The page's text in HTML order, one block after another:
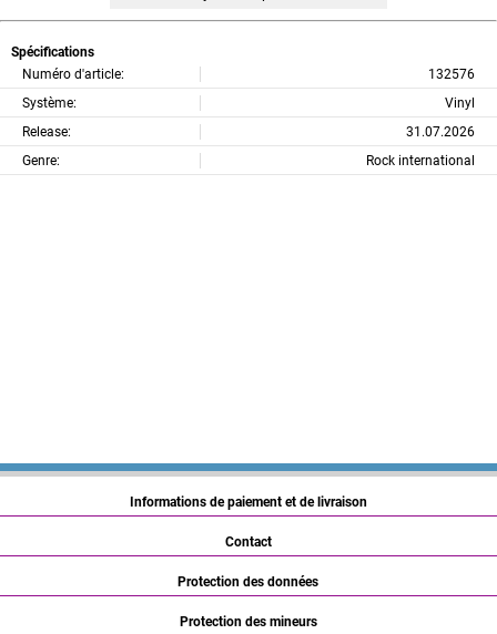
Spécifications
Numéro d'article:
132576
Système:
Vinyl
Release:
31.07.2026
Genre:
Rock international
Informations de paiement et de livraison
Contact
Protection des données
Protection des mineurs